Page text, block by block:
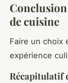
de cuisine
Faire un choix
expérience
Récapitulatif